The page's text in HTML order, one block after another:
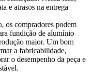
e atrasos na entrega
, os compradores podem
fundição de alumínio
maior. Um bom
a fabricabilidade,
o desempenho da peça e